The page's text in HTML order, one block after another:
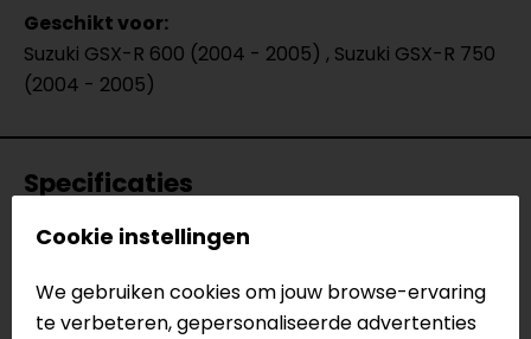
Geschikt voor:
Suzuki GSX-R 600 (2004 - 2005) , Suzuki GSX-R 750
(2004 - 2005)
Specificaties
Naam
Kentekenplaathouder Suzuki GSX-
Model
SP6104/04-BN
Cookie instellingen
We gebruiken cookies om jouw browse-ervaring
te verbeteren, gepersonaliseerde advertenties